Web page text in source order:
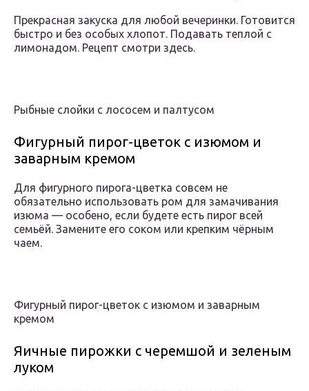
Прекрасная закуска для любой вечеринки. Готовится
быстро и без особых хлопот. Подавать теплой с
лимонадом. Рецепт смотри здесь.
Рыбные слойки с лососем и палтусом
Фигурный пирог-цветок с изюмом и
заварным кремом
Для фигурного пирога-цветка совсем не
обязательно использовать ром для замачивания
изюма — особено, если будете есть пирог всей
семьёй. Замените его соком или крепким чёрным
чаем.
Фигурный пирог-цветок с изюмом и заварным
кремом
Яичные пирожки с черемшой и зеленым
луком